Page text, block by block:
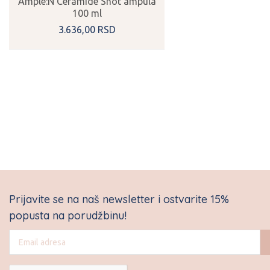
100 ml
3.636,00 RSD
Prijavite se na naš newsletter i ostvarite 15%
popusta na porudžbinu!